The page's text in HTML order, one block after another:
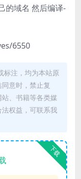
的域名 然后编译-
6550
标注，均为本站原
意时，禁止复
、书籍等各类媒
权益，可联系我
下载